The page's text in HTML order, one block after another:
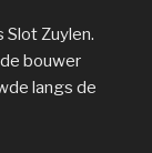
Zuylen.
bouwer
langs de